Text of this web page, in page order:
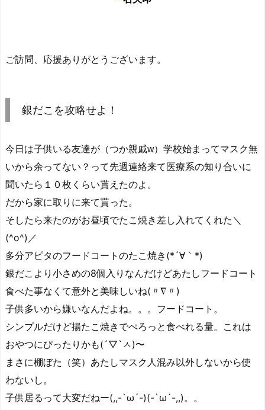
ご訪問、応援ありがとうございます。
銀だこを攻略せよ！
今日は子供いる友達が（つか親戚ᴡ）学校始まってマスク無
いから余ってない？って先週連絡来て医療系の知り合いに
聞いたら１０枚くらい貰えたのよ。
だから家に取りに来て貰った。
そしたら来たのがお昼頃でたこ焼き差し入れてくれた＼
(^o^)／
多分アピタのフードコートのたこ焼き(*´∀｀*)
銀だこより小さめの8個入りなんだけどあたしフードコート
食べた事なくて意外と美味しいね(〃∇〃)
子供多いから嫌いなんだよね。。。フードコート。
シンプルだけど揚たこ焼きでぺろっと食べれる量。これは
おやつにぴったりかも(´▽`ㅅ)〜
まさに棚ぼた（笑）あたしマスク人混み以外しないから使
わないし。
子供居るって大変だねー(,,-`ω´-)(-`ω´-,,)。。